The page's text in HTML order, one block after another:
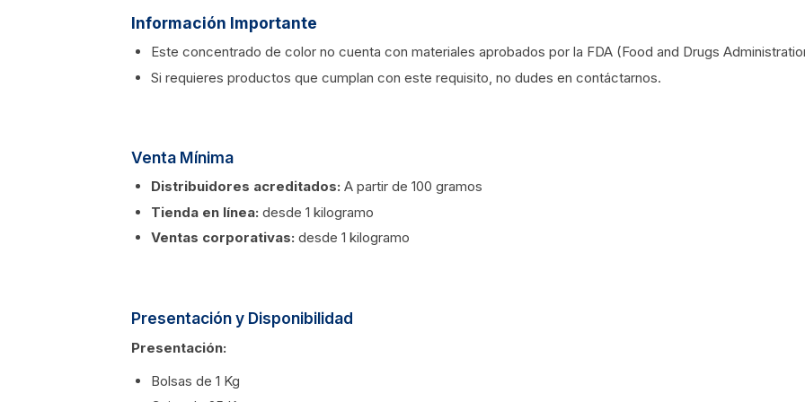
Información Importante
Este concentrado de color no cuenta con materiales aprobados por la FDA (Food and Drugs
Si requieres productos que cumplan con este requisito, no dudes en contáctarnos.
Venta Mínima
Distribuidores acreditados: A partir de 100 gramos
Tienda en línea: desde 1 kilogramo
Ventas corporativas: desde 1 kilogramo
Presentación y Disponibilidad
Presentación:
Bolsas de 1 Kg